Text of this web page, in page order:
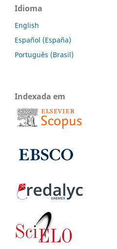
Idioma
English
Español (España)
Português (Brasil)
Indexada em